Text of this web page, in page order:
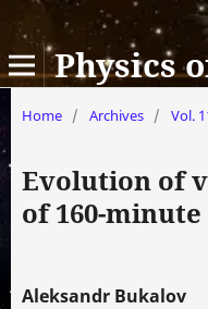
Home / Archives / Vol.
Evolution of
of 160-
Aleksandr Bukalov